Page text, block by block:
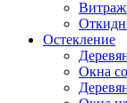
Остекление
Окна